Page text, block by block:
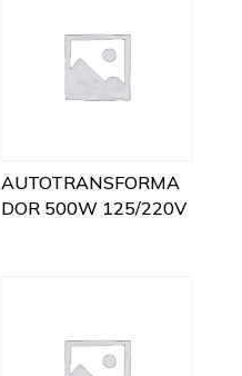
AUTOTRANSFORMA
DOR 500W 125/220V